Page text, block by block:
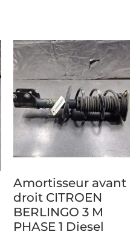
Amortisseur avant
droit CITROEN
BERLINGO 3 M
PHASE 1 Diesel